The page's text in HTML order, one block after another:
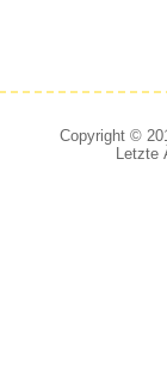
Copyright ©
Letzte